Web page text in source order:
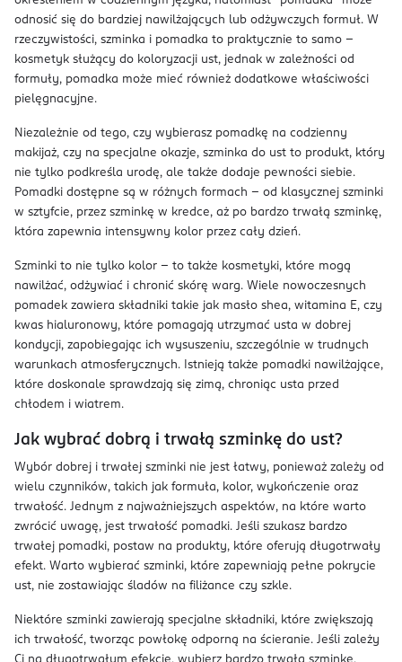
odnosić się do bardziej nawilżających lub odżywczych formuł. W
rzeczywistości, szminka i pomadka to praktycznie to samo –
kosmetyk służący do koloryzacji ust, jednak w zależności od
formuły, pomadka może mieć również dodatkowe właściwości
pielęgnacyjne.
Niezależnie od tego, czy wybierasz pomadkę na codzienny
makijaż, czy na specjalne okazje, szminka do ust to produkt, który
nie tylko podkreśla urodę, ale także dodaje pewności siebie.
Pomadki dostępne są w różnych formach – od klasycznej szminki
w sztyfcie, przez szminkę w kredce, aż po bardzo trwałą szminkę,
która zapewnia intensywny kolor przez cały dzień.
Szminki to nie tylko kolor – to także kosmetyki, które mogą
nawilżać, odżywiać i chronić skórę warg. Wiele nowoczesnych
pomadek zawiera składniki takie jak masło shea, witamina E, czy
kwas hialuronowy, które pomagają utrzymać usta w dobrej
kondycji, zapobiegając ich wysuszeniu, szczególnie w trudnych
warunkach atmosferycznych. Istnieją także pomadki nawilżające,
które doskonale sprawdzają się zimą, chroniąc usta przed
chłodem i wiatrem.
Jak wybrać dobrą i trwałą szminkę do ust?
Wybór dobrej i trwałej szminki nie jest łatwy, ponieważ zależy od
wielu czynników, takich jak formuła, kolor, wykończenie oraz
trwałość. Jednym z najważniejszych aspektów, na które warto
zwrócić uwagę, jest trwałość pomadki. Jeśli szukasz bardzo
trwałej pomadki, postaw na produkty, które oferują długotrwały
efekt. Warto wybierać szminki, które zapewniają pełne pokrycie
ust, nie zostawiając śladów na filiżance czy szkle.
Niektóre szminki zawierają specjalne składniki, które zwiększają
ich trwałość, tworząc powłokę odporną na ścieranie. Jeśli zależy